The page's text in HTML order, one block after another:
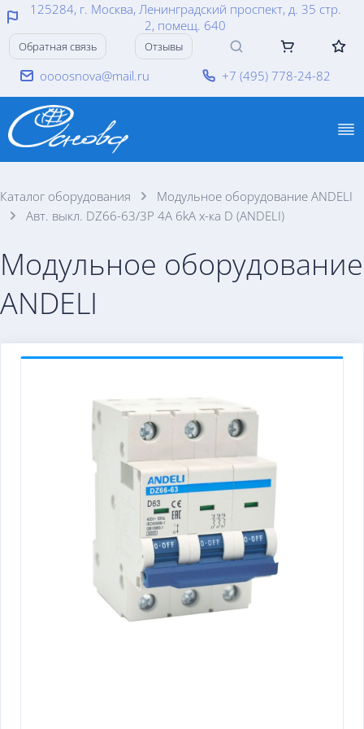
125284, г. Москва, Ленинградский проспект, д. 35 стр.
2, помещ. 640
oooosnova@mail.ru +7 (495) 778-24-82
Обратная связь Отзывы
Каталог оборудования
Модульное оборудование ANDELI
Авт. выкл. DZ66-63/3P 4A 6kA х-ка D (ANDELI)
Модульное оборудование
ANDELI